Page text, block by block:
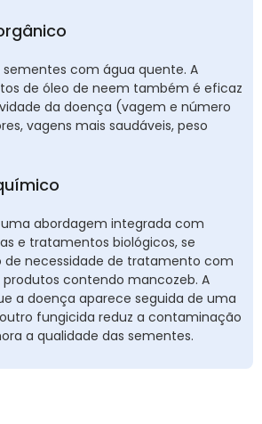
sementes com água quente. A
de óleo de neem também é eficaz
da doença (vagem e número
vagens mais saudáveis, peso
abordagem integrada com
e tratamentos biológicos, se
de necessidade de tratamento com
produtos contendo mancozeb. A
a doença aparece seguida de uma
fungicida reduz a contaminação
a qualidade das sementes.